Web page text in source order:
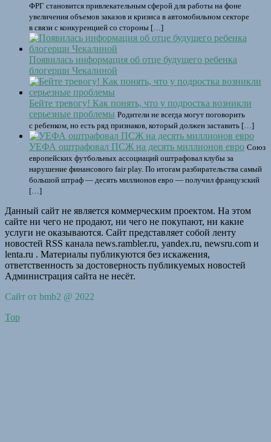
ФРГ становится привлекательным сферой для работы на фоне
увеличения объемов заказов и кризиса в автомобильном секторе
в связи с конкуренцией со стороны […]
Появилась информация об отце будущего ребенка
блогерши Чекалиной
Бейте тревогу! Как понять, что у подростка возникли
серьезные проблемы Родители не всегда могут поговорить
с ребенком, но есть ряд признаков, который должен заставить […]
УЕФА оштрафовал ПСЖ на десять миллионов евро Союз
европейских футбольных ассоциаций оштрафовал клубы за
нарушение финансового fair play. По итогам разбирательства самый
большой штраф — десять миллионов евро — получил французский
[…]
Данный сайт не является коммерческим проектом. На этом
сайте ни чего не продают, ни чего не покупают, ни какие
услуги не оказываются. Сайт представляет собой ленту
новостей RSS канала news.rambler.ru, yandex.ru, newsru.com и
lenta.ru . Материалы публикуются без искажения,
ответственность за достоверность публикуемых новостей
Администрация сайта не несёт.
Сайт от bmb2 @ 2022
Top